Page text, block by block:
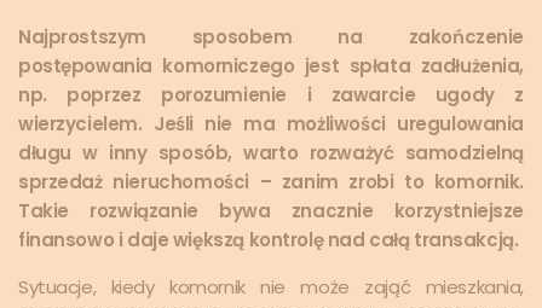
Najprostszym sposobem na zakończenie
postępowania komorniczego jest spłata zadłużenia,
np. poprzez porozumienie i zawarcie ugody z
wierzycielem. Jeśli nie ma możliwości uregulowania
długu w inny sposób, warto rozważyć samodzielną
sprzedaż nieruchomości – zanim zrobi to komornik.
Takie rozwiązanie bywa znacznie korzystniejsze
finansowo i daje większą kontrolę nad całą transakcją.
Sytuacje, kiedy komornik nie może zająć mieszkania,